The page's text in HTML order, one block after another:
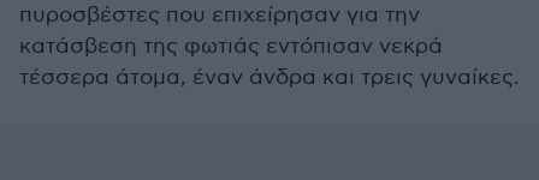
πυροσβέστες που επιχείρησαν για την
κατάσβεση της φωτιάς εντόπισαν νεκρά
τέσσερα άτομα, έναν άνδρα και τρεις γυναίκες.